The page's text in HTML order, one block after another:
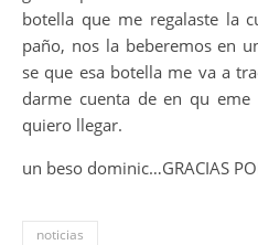
botella que me regalaste la
paño, nos la beberemos en
se que esa botella me va a
darme cuenta de en qu
quiero llegar.
un beso dominic…GRACIAS
noticias